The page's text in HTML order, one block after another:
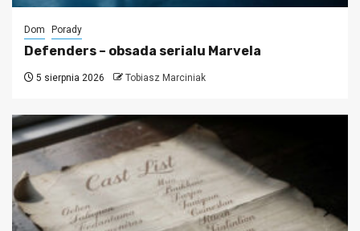
Dom Porady
Defenders – obsada serialu Marvela
5 sierpnia 2026 Tobiasz Marciniak